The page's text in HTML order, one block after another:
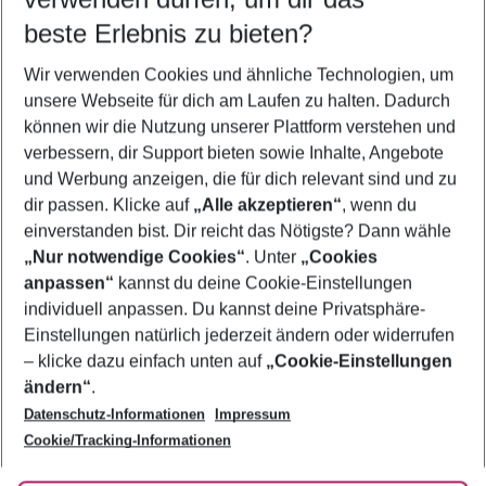
5-8 Nächte
2 Erwachsene Keine Kinder
Mehr Filter anzeigen
Footer
Footer navigation
Über uns
AGB
Bestpreisgarantie
Cookie-Einstellungen ändern
Cookie-Richtlinie
Agenturbetreuung
Barrierefreies Reisen
Folge uns
beste Erlebnis zu bieten?
Wir verwenden Cookies und ähnliche Technologien, um
unsere Webseite für dich am Laufen zu halten. Dadurch
können wir die Nutzung unserer Plattform verstehen und
verbessern, dir Support bieten sowie Inhalte, Angebote
und Werbung anzeigen, die für dich relevant sind und zu
dir passen. Klicke auf „Alle akzeptieren“, wenn du
einverstanden bist. Dir reicht das Nötigste? Dann wähle
„Nur notwendige Cookies“. Unter „Cookies
anpassen“ kannst du deine Cookie-Einstellungen
individuell anpassen. Du kannst deine Privatsphäre-
Einstellungen natürlich jederzeit ändern oder widerrufen
– klicke dazu einfach unten auf „Cookie-Einstellungen
ändern“.
Datenschutz-Informationen
Impressum
Cookie/Tracking-Informationen